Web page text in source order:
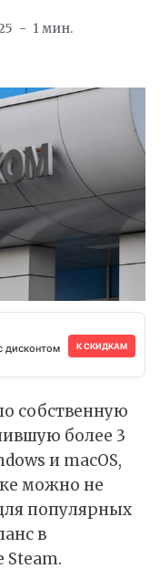
1 мин.
дисконтом К СКИДКАМ
собственную
более 3
и macOS,
можно не
популярных
в
Steam.